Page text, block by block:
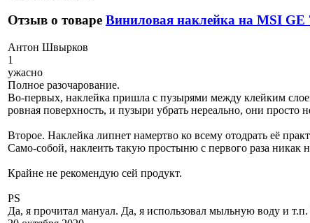
Отзыв о товаре Виниловая наклейка на MSI GE
Антон Швырков
1
ужасно
Полное разочарование.
Во-первых, наклейка пришла с пузырями между клейким
ровная поверхность, и пузыри убрать нереально, они просто
Второе. Наклейка липнет намертво ко всему отодрать её
Само-собой, наклеить такую простыню с первого раза никак
Крайне не рекомендую сей продукт.
PS
Да, я прочитал мануал. Да, я использовал мыльную воду и